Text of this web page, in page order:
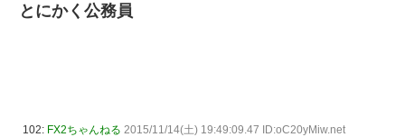
とにかく公務員
102: FX2ちゃんねる 2015/11/14(土) 19:49:09.47 ID:oC20yMiw.net